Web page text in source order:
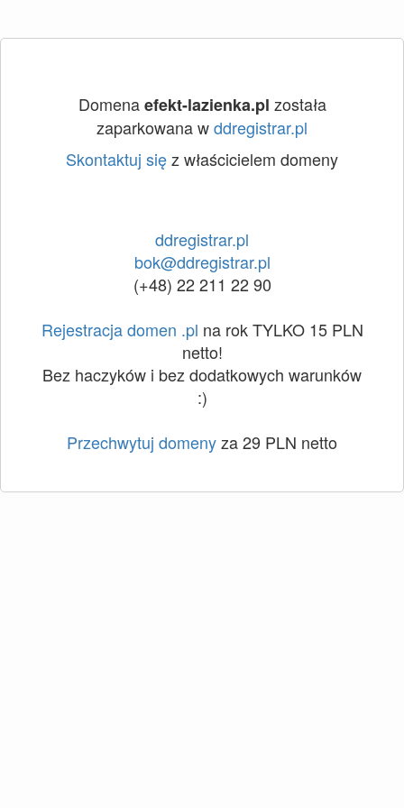
Domenaefekt-lazienka.pl została
zaparkowana wddregistrar.pl
Skontaktuj sięz właścicielem domeny
ddregistrar.pl
bok@ddregistrar.pl
(+48) 22 211 22 90
Rejestracja domen .pl na rok TYLKO 15 PLN
netto!
Bez haczyków i bez dodatkowych warunków
:)
Przechwytuj domenyza 29 PLN netto